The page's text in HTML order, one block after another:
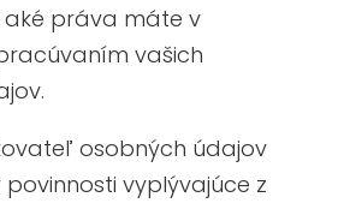
práva máte v
vašich
osobných údajov
vyplývajúce z